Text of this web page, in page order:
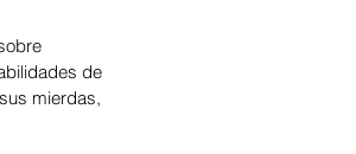
de
mierdas,